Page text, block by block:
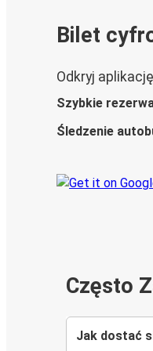
Bilet
Odkryj
Szybkie
Śledzenie
Często
Jak dostać